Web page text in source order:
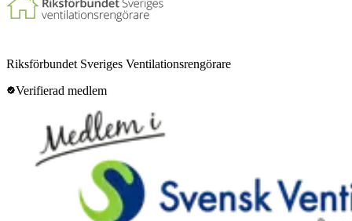
Riksförbundet Sveriges Ventilationsrengörare
Verifierad medlem